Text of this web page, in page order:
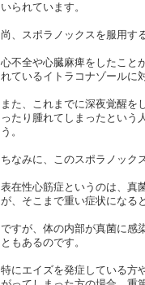
いられています。
尚、スポラノックスを服用す
心不全や心臓麻痺をしたこと
れているイトラコナゾールに
また、これまでに深夜覚醒を
ったり腫れてしまったという
う。
ちなみに、このスポラノック
表在性心筋症というのは、真
が、そこまで重い症状になる
ですが、体の内部が真菌に感
ともあるのです。
特にエイズを発症している方